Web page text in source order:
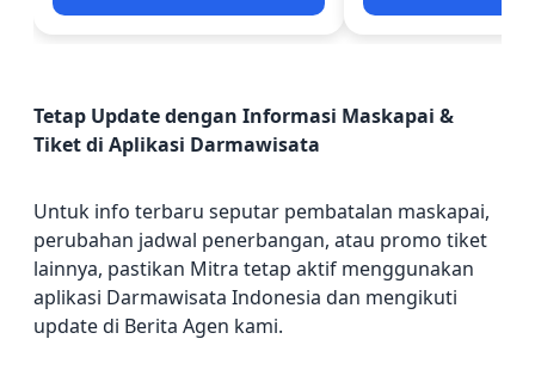
Tetap Update dengan Informasi Maskapai &
Tiket di Aplikasi Darmawisata
Untuk info terbaru seputar pembatalan maskapai,
perubahan jadwal penerbangan, atau promo tiket
lainnya, pastikan Mitra tetap aktif menggunakan
aplikasi Darmawisata Indonesia dan mengikuti
update di Berita Agen kami.